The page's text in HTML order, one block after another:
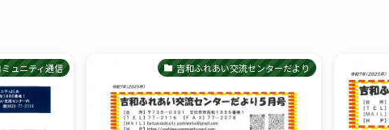
ュニティ通信 吉和ふれあい交流センターだより